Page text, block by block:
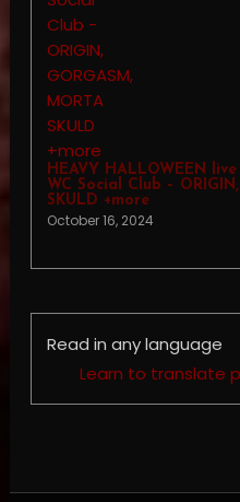
HEAVY HALLOWEEN
WC Social Club –
SKULD +more
October 16, 2024
Read in any language
Learn to translate